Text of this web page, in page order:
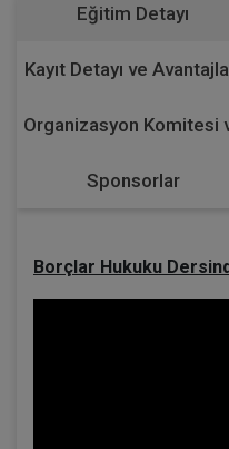
Eğitim Detayı
Kayıt Detayı ve
Organizasyon Komitesi
Sponsorlar
Borçlar Hukuku